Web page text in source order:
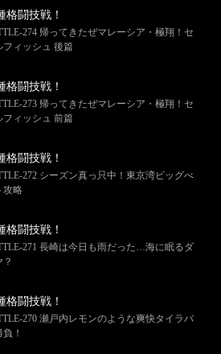
格闘技戦！
274 帰ってきたぜマレーシア・極翔！セ
フィッシュ 後篇
格闘技戦！
273 帰ってきたぜマレーシア・極翔！セ
フィッシュ 前篇
格闘技戦！
272 シーズン真っ只中！東京湾ビッグべ
攻略
格闘技戦！
271 長崎は今日も雨だった…海に眠るダ
？
格闘技戦！
270 瀬戸内レモンのような爽快タイラバ
！